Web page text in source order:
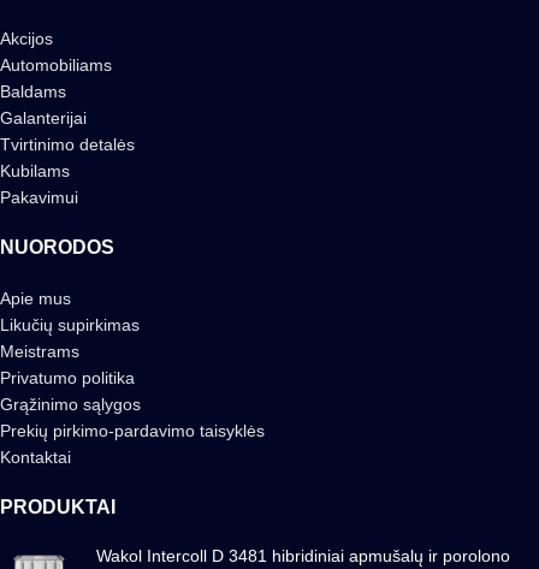
Akcijos
Automobiliams
Baldams
Galanterijai
Tvirtinimo detalės
Kubilams
Pakavimui
NUORODOS
Apie mus
Likučių supirkimas
Meistrams
Privatumo politika
Grąžinimo sąlygos
Prekių pirkimo-pardavimo taisyklės
Kontaktai
PRODUKTAI
Wakol Intercoll D 3481 hibridiniai apmušalų ir porolono